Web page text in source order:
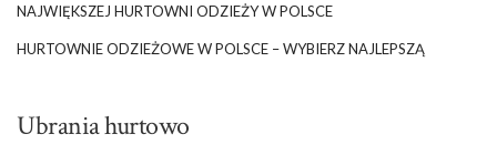
NAJWIĘKSZEJ HURTOWNI ODZIEŻY W POLSCE
HURTOWNIE ODZIEŻOWE W POLSCE – WYBIERZ NAJLEPSZĄ
Ubrania hurtowo